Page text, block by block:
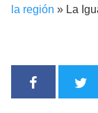
la región » La